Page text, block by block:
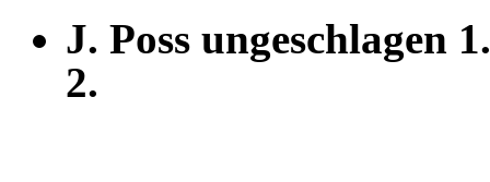
J. Poss ungeschlagen
2.